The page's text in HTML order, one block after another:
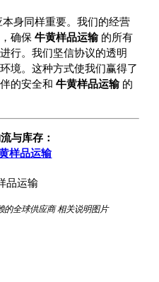
身同样重要。我们的经营
确保 牛黄样品运输 的所有
行。我们坚信协议的透明
境。这种方式使我们赢得了
的安全和 牛黄样品运输 的
与库存：
样品运输
的全球供应商 相关说明图片